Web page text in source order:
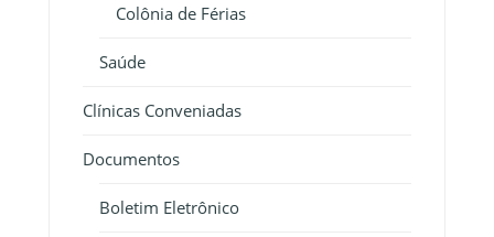
Colônia de Férias
Saúde
Clínicas Conveniadas
Documentos
Boletim Eletrônico